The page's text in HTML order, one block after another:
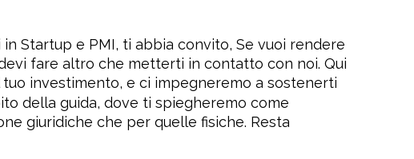
Startup e PMI, ti abbia convito, Se vuoi rendere
fare altro che metterti in contatto con noi. Qui
investimento, e ci impegneremo a sostenerti
della guida, dove ti spiegheremo come
giuridiche che per quelle fisiche. Resta